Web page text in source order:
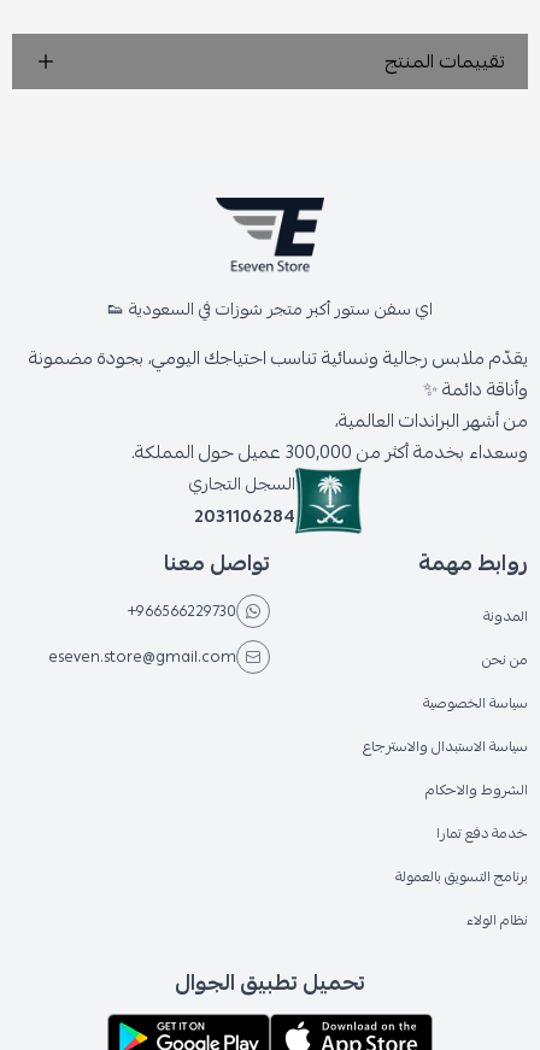
تقييمات المنتج
اي سفن ستور أكبر متجر شوزات في السعودية 👟
يقدّم ملابس رجالية ونسائية تناسب احتياجك اليومي، بجودة مضمونة
وأناقة دائمة ✨
من أشهر البراندات العالمية،
وسعداء بخدمة أكثر من 300,000 عميل حول المملكة.
السجل التجاري
2031106284
روابط مهمة
المدونة
من نحن
سياسة الخصوصية
سياسة الاستبدال والاسترجاع
الشروط والاحكام
خدمة دفع تمارا
برنامج التسويق بالعمولة
نظام الولاء
تواصل معنا
+966566229730
eseven.store@gmail.com
تحميل تطبيق الجوال